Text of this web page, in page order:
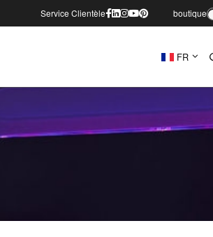
Service Clientèle boutique
FR